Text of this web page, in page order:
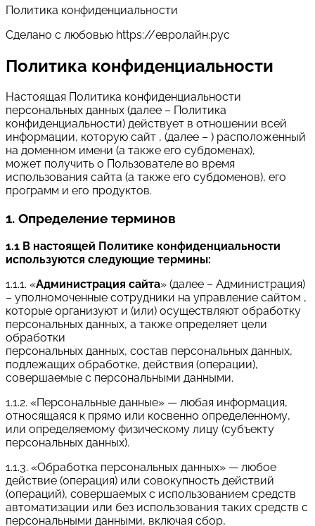
Политика конфиденциальности
Сделано с любовью https://евролайн.рус
Политика конфиденциальности
Настоящая Политика конфиденциальности
персональных данных (далее – Политика
конфиденциальности) действует в отношении всей
информации, которую сайт , (далее – ) расположенный
на доменном имени (а также его субдоменах),
может получить о Пользователе во время
использования сайта (а также его субдоменов), его
программ и его продуктов.
1. Определение терминов
1.1 В настоящей Политике конфиденциальности
используются следующие термины:
1.1.1. «Администрация сайта» (далее – Администрация)
– уполномоченные сотрудники на управление сайтом ,
которые организуют и (или) осуществляют обработку
персональных данных, а также определяет цели
обработки
персональных данных, состав персональных данных,
подлежащих обработке, действия (операции),
совершаемые с персональными данными.
1.1.2. «Персональные данные» — любая информация,
относящаяся к прямо или косвенно определенному,
или определяемому физическому лицу (субъекту
персональных данных).
1.1.3. «Обработка персональных данных» — любое
действие (операция) или совокупность действий
(операций), совершаемых с использованием средств
автоматизации или без использования таких средств с
персональными данными, включая сбор,